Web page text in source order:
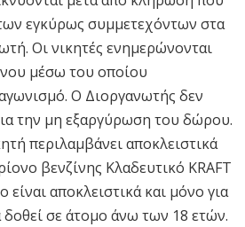
εγκύρως συμμετεχόντων στα
Οι νικητές ενημερώνονται
μέσω του οποίου
Ο Διοργανωτής δεν
την μη εξαργύρωση του δώρου.
περιλαμβάνει αποκλειστικά
βενζίνης Κλαδευτικό KRAFT
αποκλειστικά και μόνο για
δοθεί σε άτομο άνω των 18 ετών.